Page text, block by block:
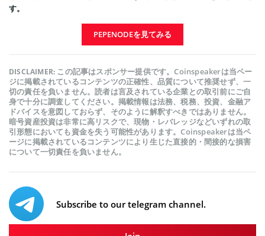
す。
PEPENODEを見てみる
DISCLAIMER: この記事はスポンサー提供です。Coinspeakerは当ペー
ジに掲載されているコンテンツの正確性、品質について推奨せず、一
切の責任を負いません。読者は言及されている企業との取引前にご自
身で十分に調査してください。掲載情報は法務、税務、投資、金融ア
ドバイスを意図しておらず、そのように解釈すべきではありません。
暗号資産投資は非常に高リスクで、現物・レバレッジなどいずれの取
引形態においても資金を失う可能性があります。Coinspeakerは当ペ
ージに掲載されているコンテンツにより生じた直接的・間接的な損害
について一切責任を負いません。
Subscribe to our telegram channel.